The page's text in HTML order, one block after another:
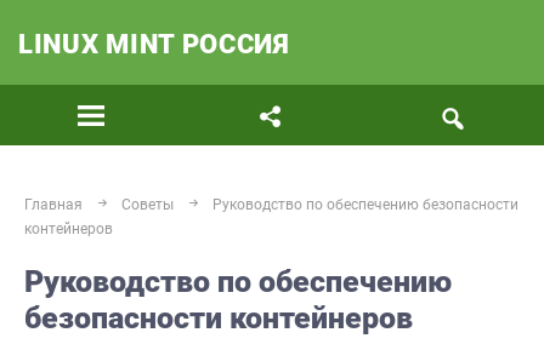
LINUX MINT РОССИЯ
Главная Советы
Руководство по обеспечению безопасности
контейнеров
Руководство по обеспечению
безопасности контейнеров